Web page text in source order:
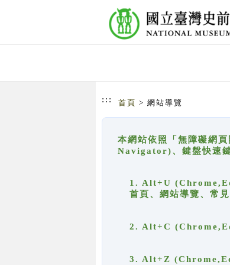
::: 首頁 > 網站導覽
本網站依照「無障礙網
Navigator)、鍵盤快速
1. Alt+U
首頁、網站導覽、常見
2. Alt+C
3. Alt+Z